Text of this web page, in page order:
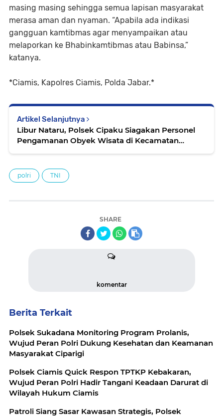
masing masing sehingga semua lapisan masyarakat
merasa aman dan nyaman. “Apabila ada indikasi
gangguan kamtibmas agar menyampaikan atau
melaporkan ke Bhabinkamtibmas atau Babinsa,”
katanya.
*Ciamis, Kapolres Ciamis, Polda Jabar.*
Artikel Selanjutnya
Libur Nataru, Polsek Cipaku Siagakan Personel
Pengamanan Obyek Wisata di Kecamatan
polri TNI
SHARE
komentar
Berita Terkait
Polsek Sukadana Monitoring Program Prolanis,
Wujud Peran Polri Dukung Kesehatan dan Keamanan
Masyarakat Ciparigi
Polsek Ciamis Quick Respon TPTKP Kebakaran,
Wujud Peran Polri Hadir Tangani Keadaan Darurat di
Wilayah Hukum Ciamis
Patroli Siang Sasar Kawasan Strategis, Polsek